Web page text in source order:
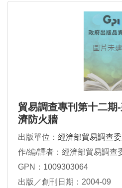
貿易調查專刊第十二期
濟防火牆
出版單位： 經濟部貿易調查
作/編/譯者：經濟部貿易調查
GPN：1009303064
出版／創刊日期：2004-09